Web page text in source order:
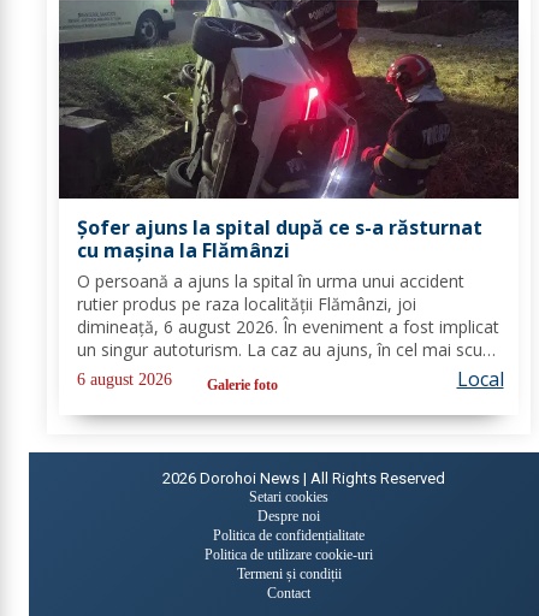
Șofer ajuns la spital după ce s-a răsturnat
cu mașina la Flămânzi
O persoană a ajuns la spital în urma unui accident
rutier produs pe raza localității Flămânzi, joi
dimineață, 6 august 2026. În eveniment a fost implicat
un singur autoturism. La caz au ajuns, în cel mai scurt
timp, pompierii din cadrul Punctului de Lucru Flămânzi,
cu o autospecială de stingere și...
6 august 2026 Galerie foto Local
2026 Dorohoi News | All Rights Reserved
Setari cookies
Despre noi
Politica de confidențialitate
Politica de utilizare cookie-uri
Termeni și condiții
Contact